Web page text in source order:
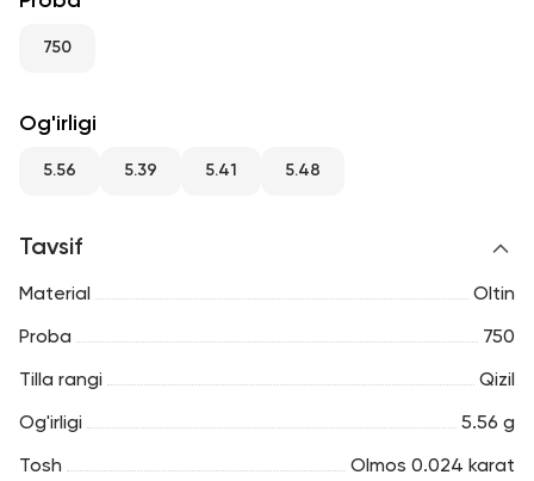
750
Og'irligi
5.56 5.39 5.41 5.48
Tavsif
Material Oltin
Proba 750
Tilla rangi Qizil
Og'irligi 5.56 g
Tosh Olmos 0.024 karat